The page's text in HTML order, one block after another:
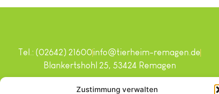
Zustimmung verwalten
Copyright © 2024. Alle Rechte vorbehalten.
Tel.: (02642) 21600info@tierheim-remagen.de
Blankertshohl 25, 53424 Remagen